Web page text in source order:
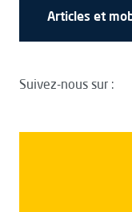
Articles et
Suivez-nous sur :